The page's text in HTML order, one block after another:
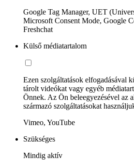
Google Tag Manager, UET
Microsoft Consent Mode, Google
Freshchat
Külső médiatartalom
Ezen szolgáltatások elfogadásával
tárolt videókat vagy egyéb
Önnek. Az Ön beleegyezésével az
származó szolgáltatásokat
Vimeo, YouTube
Szükséges
Mindig aktív